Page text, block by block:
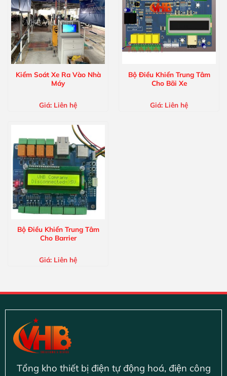
Kiểm Soát Xe Ra Vào Nhà
Máy
Giá: Liên hệ
Bộ Điều Khiển Trung Tâm
Cho Bãi Xe
Giá: Liên hệ
Bộ Điều Khiển Trung Tâm
Cho Barrier
Giá: Liên hệ
Tổng kho thiết bị điện tự động hoá, điện công